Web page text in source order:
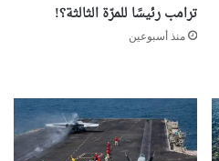
ترامب رئيسًا للمرّة الثالثة؟!
منذ أسبوعين